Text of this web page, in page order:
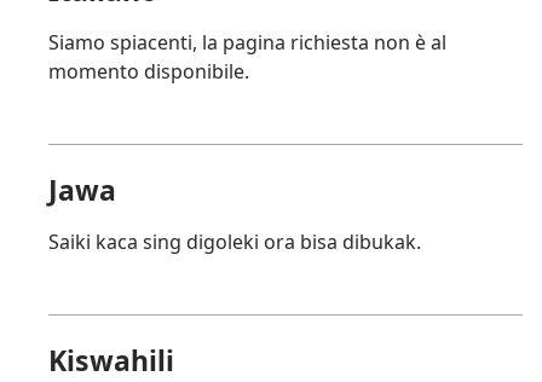
Siamo spiacenti, la pagina richiesta non è al
momento disponibile.
Jawa
Saiki kaca sing digoleki ora bisa dibukak.
Kiswahili